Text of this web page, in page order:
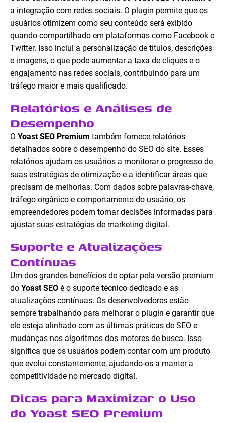
a integração com redes sociais. O plugin permite que os
usuários otimizem como seu conteúdo será exibido
quando compartilhado em plataformas como Facebook e
Twitter. Isso inclui a personalização de títulos, descrições
e imagens, o que pode aumentar a taxa de cliques e o
engajamento nas redes sociais, contribuindo para um
tráfego maior e mais qualificado.
Relatórios e Análises de
Desempenho
O Yoast SEO Premium também fornece relatórios
detalhados sobre o desempenho do SEO do site. Esses
relatórios ajudam os usuários a monitorar o progresso de
suas estratégias de otimização e a identificar áreas que
precisam de melhorias. Com dados sobre palavras-chave,
tráfego orgânico e comportamento do usuário, os
empreendedores podem tomar decisões informadas para
ajustar suas estratégias de marketing digital.
Suporte e Atualizações
Contínuas
Um dos grandes benefícios de optar pela versão premium
do Yoast SEO é o suporte técnico dedicado e as
atualizações contínuas. Os desenvolvedores estão
sempre trabalhando para melhorar o plugin e garantir que
ele esteja alinhado com as últimas práticas de SEO e
mudanças nos algoritmos dos motores de busca. Isso
significa que os usuários podem contar com um produto
que evolui constantemente, ajudando-os a manter a
competitividade no mercado digital.
Dicas para Maximizar o Uso
do Yoast SEO Premium